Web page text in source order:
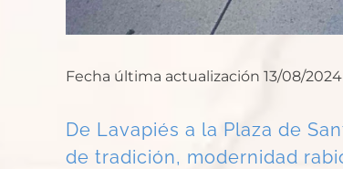
Fecha última actualización 13/08/
De Lavapiés a la Plaza de
de tradición, modernidad